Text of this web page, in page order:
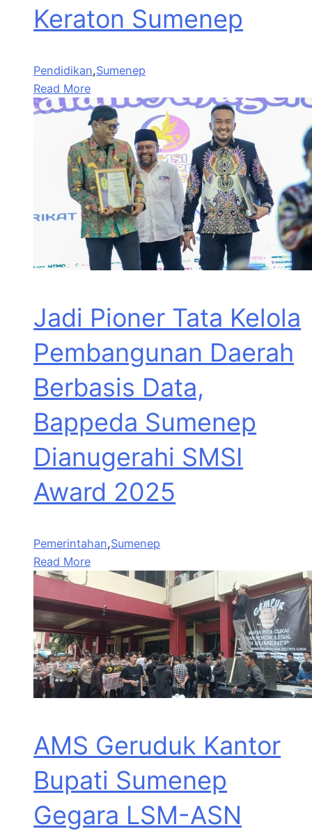
Keraton Sumenep
Pendidikan,Sumenep
Read More
Jadi Pioner Tata Kelola
Pembangunan Daerah
Berbasis Data,
Bappeda Sumenep
Dianugerahi SMSI
Award 2025
Pemerintahan,Sumenep
Read More
AMS Geruduk Kantor
Bupati Sumenep
Gegara LSM-ASN